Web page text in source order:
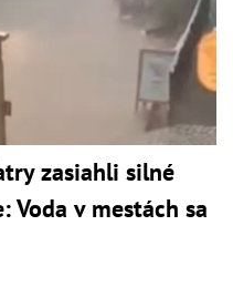
zasiahli silné
Voda v mestách sa